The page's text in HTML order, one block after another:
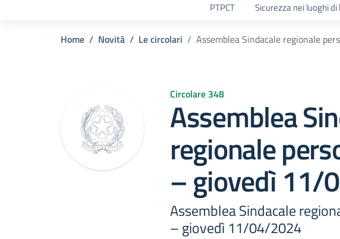
PTPCT Sicurezza nei luoghi
Home Novità Le circolari Assemblea Sindacale regionale
Circolare 348
Assemblea
regionale
– giovedì 11/
Assemblea Sindacale
– giovedì 11/04/2024